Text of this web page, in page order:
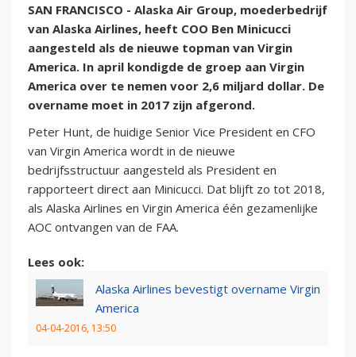
SAN FRANCISCO - Alaska Air Group, moederbedrijf
van Alaska Airlines, heeft COO Ben Minicucci
aangesteld als de nieuwe topman van Virgin
America. In april kondigde de groep aan Virgin
America over te nemen voor 2,6 miljard dollar. De
overname moet in 2017 zijn afgerond.
Peter Hunt, de huidige Senior Vice President en CFO
van Virgin America wordt in de nieuwe
bedrijfsstructuur aangesteld als President en
rapporteert direct aan Minicucci. Dat blijft zo tot 2018,
als Alaska Airlines en Virgin America één gezamenlijke
AOC ontvangen van de FAA.
Lees ook:
Alaska Airlines bevestigt overname Virgin
America
04-04-2016, 13:50